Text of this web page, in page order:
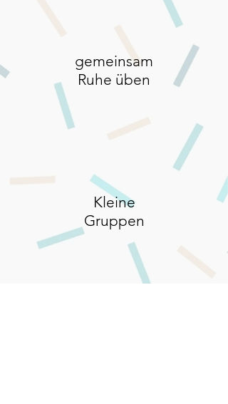
gemeinsam
Ruhe üben
Kleine
Gruppen